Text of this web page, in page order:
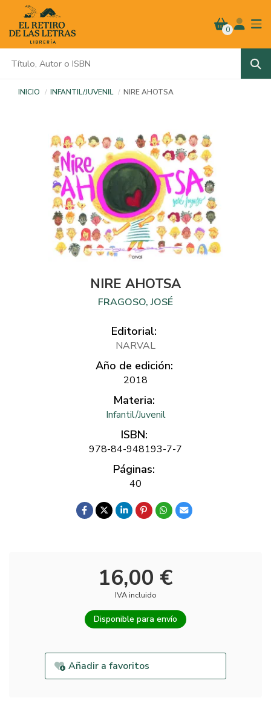
0
INICIO INFANTIL/JUVENIL NIRE AHOTSA
NIRE AHOTSA
FRAGOSO, JOSÉ
Editorial:
NARVAL
Año de edición:
2018
Materia:
Infantil/Juvenil
ISBN:
978-84-948193-7-7
Páginas:
40
16,00 €
IVA incluido
Disponible para envío
Añadir a favoritos